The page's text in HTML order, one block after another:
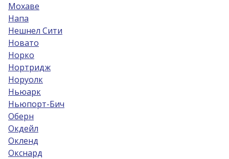
Мохаве
Напа
Нешнел Сити
Новато
Норко
Нортридж
Норуолк
Ньюарк
Ньюпорт-Бич
Оберн
Окдейл
Окленд
Окснард